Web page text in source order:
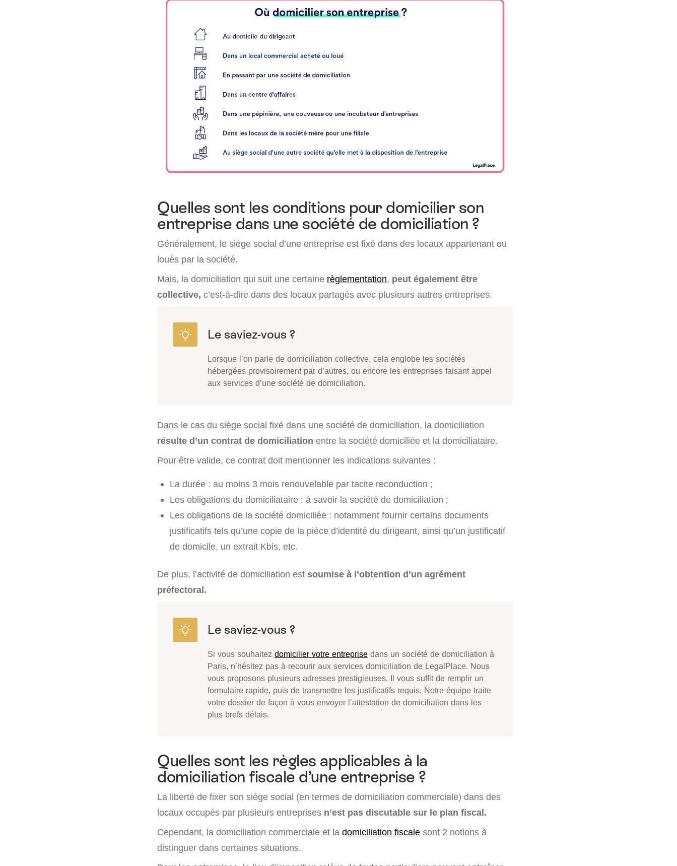
Quelles sont les conditions pour domicilier son
entreprise dans une société de domiciliation ?
Généralement, le siège social d’une entreprise est fixé dans des locaux appartenant ou
loués par la société.
Mais, la domiciliation qui suit une certaine règlementation, peut également être
collective, c’est-à-dire dans des locaux partagés avec plusieurs autres entreprises.
Lorsque l’on parle de domiciliation collective, cela englobe les sociétés
hébergées provisoirement par d’autres, ou encore les entreprises faisant appel
aux services d’une société de domiciliation.
Dans le cas du siège social fixé dans une société de domiciliation, la domiciliation
résulte d’un contrat de domiciliation entre la société domiciliée et la domiciliataire.
Pour être valide, ce contrat doit mentionner les indications suivantes :
La durée : au moins 3 mois renouvelable par tacite reconduction ;
Les obligations du domiciliataire : à savoir la société de domiciliation ;
Les obligations de la société domiciliée : notamment fournir certains documents
justificatifs tels qu’une copie de la pièce d’identité du dirigeant, ainsi qu’un justificatif
de domicile, un extrait Kbis, etc.
De plus, l’activité de domiciliation est soumise à l’obtention d’un agrément
préfectoral.
Si vous souhaitez domicilier votre entreprise dans un société de domiciliation à
Paris, n’hésitez pas à recourir aux services domiciliation de LegalPlace. Nous
vous proposons plusieurs adresses prestigieuses. Il vous suffit de remplir un
formulaire rapide, puis de transmettre les justificatifs requis. Notre équipe traite
votre dossier de façon à vous envoyer l’attestation de domiciliation dans les
plus brefs délais.
Quelles sont les règles applicables à la
domiciliation fiscale d’une entreprise ?
La liberté de fixer son siège social (en termes de domiciliation commerciale) dans des
locaux occupés par plusieurs entreprises n’est pas discutable sur le plan fiscal.
Cependant, la domiciliation commerciale et la domiciliation fiscale sont 2 notions à
distinguer dans certaines situations.